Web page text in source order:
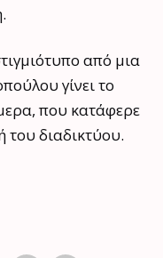
από μια
γίνει το
που κατάφερε
του διαδικτύου.